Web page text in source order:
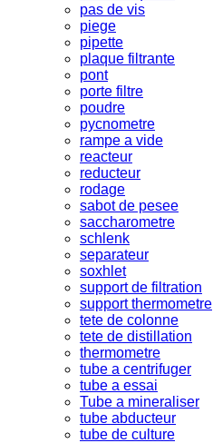
pas de vis
piege
pipette
plaque filtrante
pont
porte filtre
poudre
pycnometre
rampe a vide
reacteur
reducteur
rodage
sabot de pesee
saccharometre
schlenk
separateur
soxhlet
support de filtration
support thermometre
tete de colonne
tete de distillation
thermometre
tube a centrifuger
tube a essai
Tube a mineraliser
tube abducteur
tube de culture